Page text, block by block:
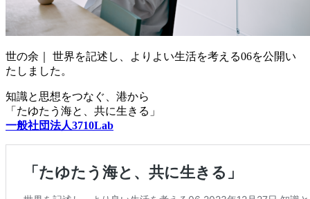
世の余｜ 世界を記述し、よりよい生活を考える06を公開い
たしました。
知識と思想をつなぐ、港から
「たゆたう海と、共に生きる」
一般社団法人3710Lab